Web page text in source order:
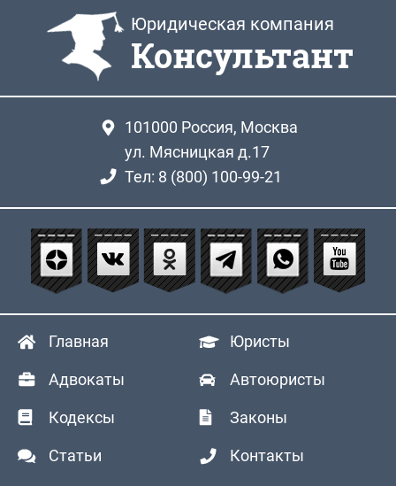
Юридическая компания
Консультант
101000 Россия, Москва
ул. Мясницкая д.17
Тел: 8 (800) 100-99-21
Главная Юристы
Адвокаты Автоюристы
Кодексы Законы
Статьи Контакты